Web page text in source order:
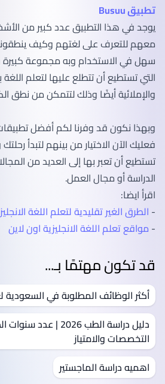
تطبيق Busuu
يوجد في هذا التطبيق عدد كبير من
معهم للتعرف على لغتهم وكيف
سهل في الاستخدام وبه مجموعة
التي تستطيع أن تتطلع عليها لتعلم اللغة
والإملائية أيضًا وذلك لتتمكن من نطق
وبهذا نكون قد وفرنا لكم أفضل
فعليك الآن الاختيار من بينهم لتبدأ
تستطيع أن تعبر بها إلى العديد من
الدراسة أو مجال العمل.
اقرأ ايضا:
- الطرق الغير تقليدية لتعلم اللغة
- مواقع تعلم اللغة الانجليزية اون لاين
قد تكون مهتمًا بـ...
أكثر الوظائف المطلوبة في السعودية لعام
دليل دراسة الطب 2026 |
التخصصات والامتياز
اهميه دراسة الماجستير